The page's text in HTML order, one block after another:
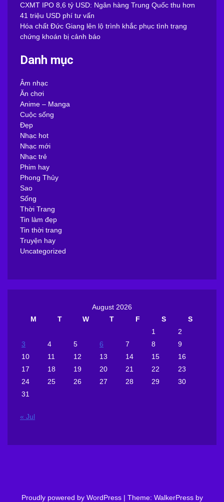
CXMT IPO 8,6 tỷ USD: Ngân hàng Trung Quốc thu hơn
41 triệu USD phí tư vấn
Hóa chất Đức Giang lên lộ trình khắc phục tình trạng
chứng khoán bị cảnh báo
Danh mục
Âm nhạc
Ăn chơi
Anime – Manga
Cuộc sống
Đẹp
Nhạc hot
Nhạc mới
Nhạc trẻ
Phim hay
Phong Thủy
Sao
Sống
Thời Trang
Tin làm đẹp
Tin thời trang
Truyện hay
Uncategorized
August 2026
M
T W T F S
S
1
2
3
4 5 6 7 8
9
10
11 12 13 14 15
16
17
18 19 20 21 22
23
24
25 26 27 28 29
30
31
« Jul
Proudly powered by WordPress | Theme: WalkerPress by